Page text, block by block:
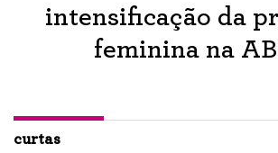
intensificação da
feminina na
curtas